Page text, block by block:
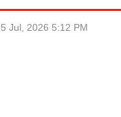
Jul, 2026 5:12 PM